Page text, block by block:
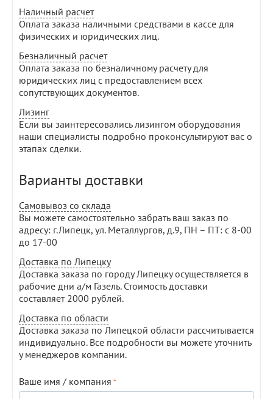
Наличный расчет
Оплата заказа наличными средствами в кассе для
физических и юридических лиц.
Безналичный расчет
Оплата заказа по безналичному расчету для
юридических лиц с предоставлением всех
сопутствующих документов.
Лизинг
Если вы заинтересовались лизингом оборудования
наши специалисты подробно проконсультируют вас о
этапах сделки.
Варианты доставки
Самовывоз со склада
Вы можете самостоятельно забрать ваш заказ по
адресу: г.Липецк, ул. Металлургов, д.9, ПН – ПТ: с 8-00
до 17-00
Доставка по Липецку
Доставка заказа по городу Липецку осуществляется в
рабочие дни а/м Газель. Стоимость доставки
составляет 2000 рублей.
Доставка по области
Доставка заказа по Липецкой области рассчитывается
индивидуально. Все подробности вы можете уточнить
у менеджеров компании.
Ваше имя / компания